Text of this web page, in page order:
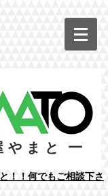
！！何でもご相談下さ
やまと ー